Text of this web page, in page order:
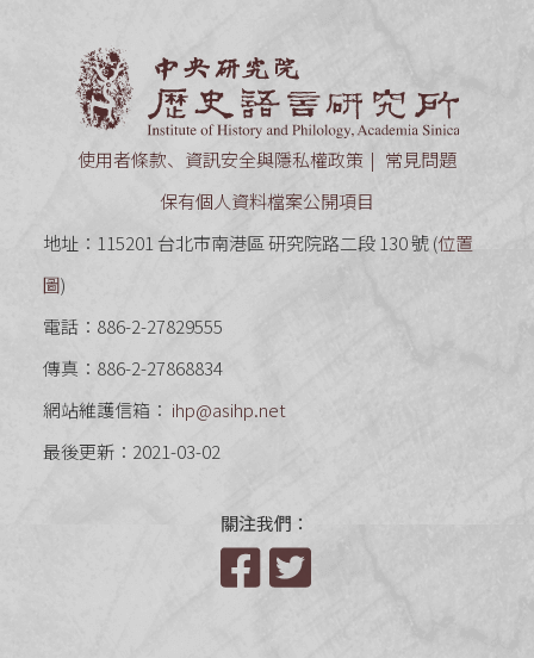
使用者條款、資訊安全與隱私權政策
常見問題
保有個人資料檔案公開項目
地址：115201 台北市南港區 研究院路二段 130 號 (位置
圖)
電話：886-2-27829555
傳真：886-2-27868834
網站維護信箱： ihp@asihp.net
最後更新：2021-03-02
關注我們：
Facebook